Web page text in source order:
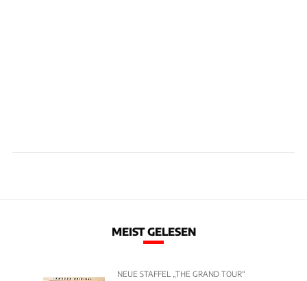
MEIST GELESEN
NEUE STAFFEL „THE GRAND TOUR“